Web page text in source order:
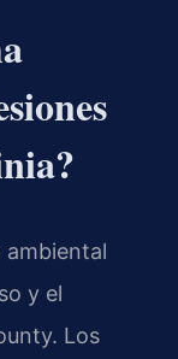
ambiental
y el
Los